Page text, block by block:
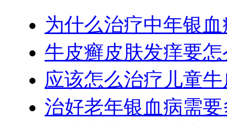
为什么治疗中年银
牛皮癣皮肤发痒要
应该怎么治疗儿童
治好老年银血病需